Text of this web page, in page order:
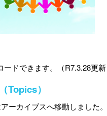
ードできます。（R7.3.28更
）
ーカイブスへ移動しました。